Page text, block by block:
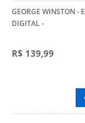
GEORGE WINSTON -
DIGITAL-
R$ 139,99